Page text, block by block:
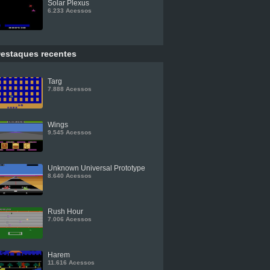
Solar Plexus
6.233 Acessos
recentes
Targ
7.888 Acessos
Wings
9.545 Acessos
Unknown Universal Prototype
8.640 Acessos
Rush Hour
7.006 Acessos
Harem
11.616 Acessos